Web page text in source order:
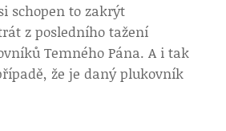
schopen to zakrýt
z posledního tažení
Temného Pána. A i tak
že je daný plukovník